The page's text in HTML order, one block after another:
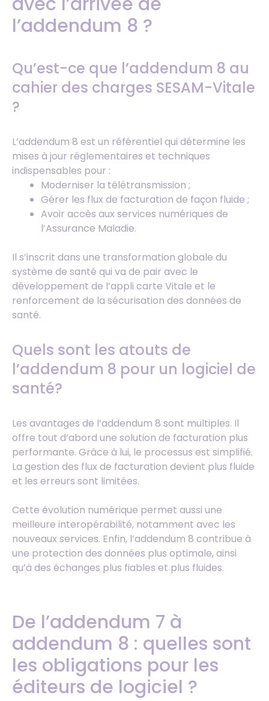
l’addendum 8 ?
Qu’est-ce que l’addendum 8 au
cahier des charges SESAM-Vitale
?
L’addendum 8 est un référentiel qui détermine les
mises à jour réglementaires et techniques
indispensables pour :
Moderniser la télétransmission ;
Gérer les flux de facturation de façon fluide ;
Avoir accès aux services numériques de
l’Assurance Maladie.
Il s’inscrit dans une transformation globale du
système de santé qui va de pair avec le
développement de l’appli carte Vitale et le
renforcement de la sécurisation des données de
santé.
Quels sont les atouts de
l’addendum 8 pour un logiciel de
santé?
Les avantages de l’addendum 8 sont multiples. Il
offre tout d’abord une solution de facturation plus
performante. Grâce à lui, le processus est simplifié.
La gestion des flux de facturation devient plus fluide
et les erreurs sont limitées.
Cette évolution numérique permet aussi une
meilleure interopérabilité, notamment avec les
nouveaux services. Enfin, l’addendum 8 contribue à
une protection des données plus optimale, ainsi
qu’à des échanges plus fiables et plus fluides.
De l’addendum 7 à
addendum 8 : quelles sont
les obligations pour les
éditeurs de logiciel ?